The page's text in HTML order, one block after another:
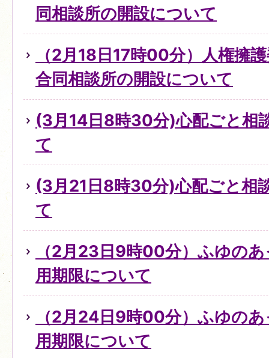
同相談所の開設について
（2月18日17時00分）人権擁
合同相談所の開設について
(3月14日8時30分)心配ごと相
て
(3月21日8時30分)心配ごと相
て
（2月23日9時00分）ふゆの
用期限について
（2月24日9時00分）ふゆの
用期限について